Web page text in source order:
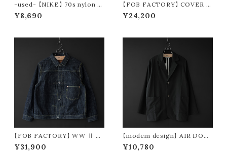
-used- 【NIKE】 70s nylon p
¥8,690
【FOB FACTORY】 COVER A
LL
¥24,200
【FOB FACTORY】 WW Ⅱ D
ENIM BLOUSE
¥31,900
【modem design】 AIR DOTS
tailored jacket (black)
¥10,780